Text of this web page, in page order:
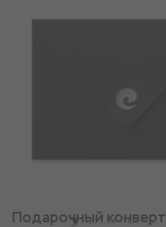
Подарочный конверт